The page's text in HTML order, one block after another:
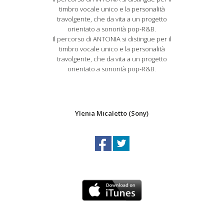
timbro vocale unico e la personalità
travolgente, che da vita a un progetto
orientato a sonorità pop-R&B.
Il percorso di ANTONIA si distingue per il
timbro vocale unico e la personalità
travolgente, che da vita a un progetto
orientato a sonorità pop-R&B.
Ylenia Micaletto (Sony)